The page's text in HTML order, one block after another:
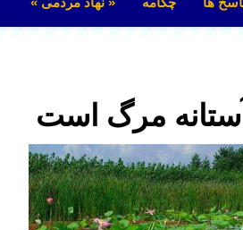
مرگ است